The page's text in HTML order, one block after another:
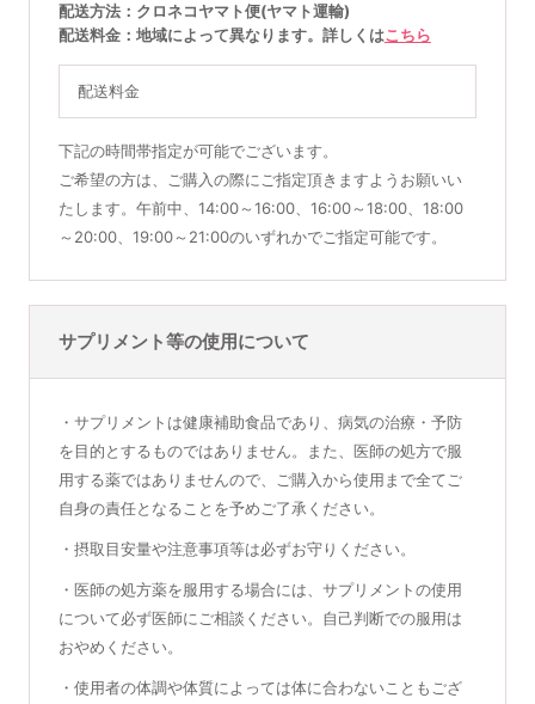
配送方法
クロネコヤマト便(ヤマト運輸)
配送料金
地域によって異なります。詳しくはこちら
配送料金
下記の時間帯指定が可能でございます。
ご希望の方は、ご購入の際にご指定頂きますようお願いい
たします。午前中、14:00～16:00、16:00～18:00、18:00
～20:00、19:00～21:00のいずれかでご指定可能です。
サプリメント等の使用について
・サプリメントは健康補助食品であり、病気の治療・予防
を目的とするものではありません。また、医師の処方で服
用する薬ではありませんので、ご購入から使用まで全てご
自身の責任となることを予めご了承ください。
・摂取目安量や注意事項等は必ずお守りください。
・医師の処方薬を服用する場合には、サプリメントの使用
について必ず医師にご相談ください。自己判断での服用は
おやめください。
・使用者の体調や体質によっては体に合わないこともござ